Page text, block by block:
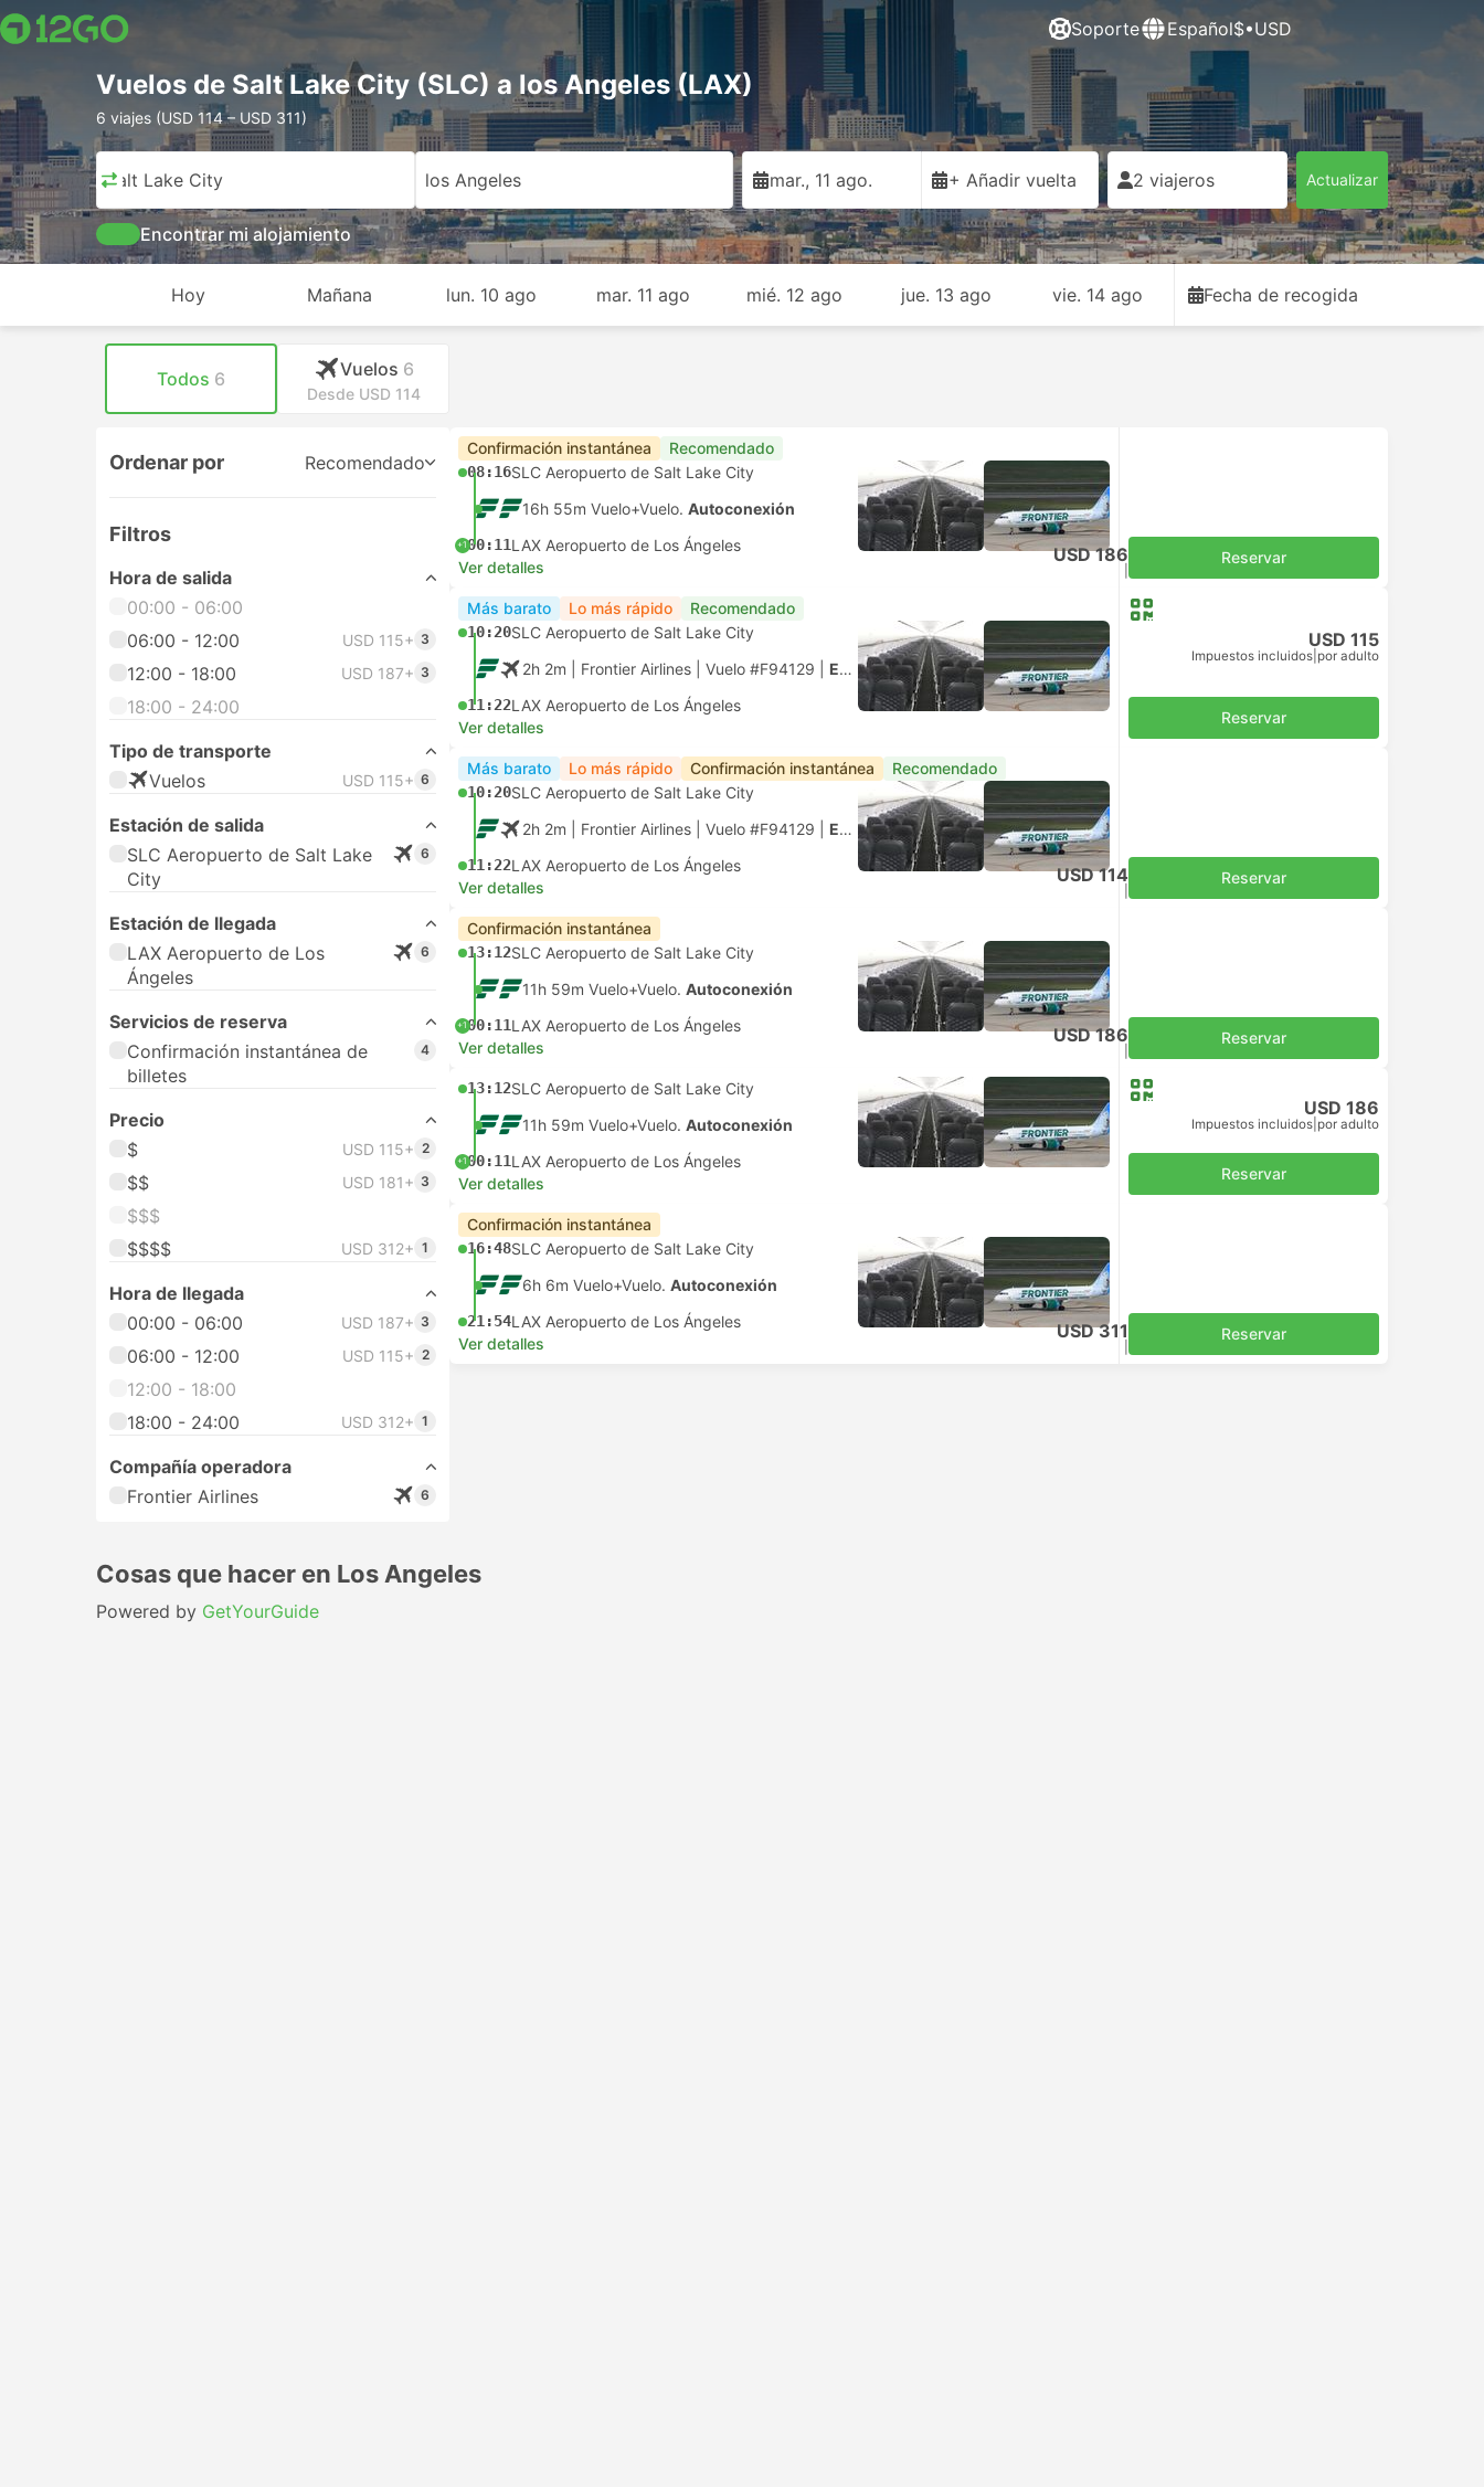
Soporte Español$•USD
Vuelos de Salt Lake City (SLC) a los Angeles (LAX)
6 viajes (USD 114 – USD 311)
Salt Lake City los Angeles mar., 11 ago. + Añadir vuelta 2 viajeros Actualizar
Encontrar mi alojamiento
Hoy Mañana lun. 10 ago mar. 11 ago mié. 12 ago jue. 13 ago vie. 14 ago Fecha de recogida
Todos 6 Vuelos 6
Desde USD 114
Ordenar por Recomendado
Filtros
Hora de salida
00:00 - 06:00
06:00 - 12:00
USD 115+ 3
12:00 - 18:00 USD 187+ 3
18:00 - 24:00
Tipo de transporte
Vuelos
USD 115+ 6
Estación de salida
SLC Aeropuerto de Salt Lake
City
6
Estación de llegada
LAX Aeropuerto de Los
Ángeles
6
Servicios de reserva
Confirmación instantánea de
billetes
4
Precio
$
USD 115+ 2
$$ USD 181+ 3
$$$
$$$$
USD 312+ 1
Hora de llegada
00:00 - 06:00
USD 187+ 3
06:00 - 12:00 USD 115+ 2
12:00 - 18:00
18:00 - 24:00
USD 312+ 1
Compañía operadora
Frontier Airlines
6
Confirmación instantánea Recomendado
08:16SLC Aeropuerto de Salt Lake City
16h 55m Vuelo+Vuelo. Autoconexión
+100:11LAX Aeropuerto de Los Ángeles
Ver detalles
USD 186 Reservar
Más barato Lo más rápido Recomendado
10:20SLC Aeropuerto de Salt Lake City
2h 2m | Frontier Airlines Vuelo #F94129 Económica
11:22LAX Aeropuerto de Los Ángeles
Ver detalles
USD 115
Impuestos incluidos por adulto
Reservar
Más barato Lo más rápido Confirmación instantánea Recomendado
10:20SLC Aeropuerto de Salt Lake City
2h 2m | Frontier Airlines Vuelo #F94129 Económica
11:22LAX Aeropuerto de Los Ángeles
Ver detalles
USD 114 Reservar
Confirmación instantánea
13:12SLC Aeropuerto de Salt Lake City
11h 59m Vuelo+Vuelo. Autoconexión
+100:11LAX Aeropuerto de Los Ángeles
Ver detalles
USD 186 Reservar
13:12SLC Aeropuerto de Salt Lake City
11h 59m Vuelo+Vuelo. Autoconexión
+100:11LAX Aeropuerto de Los Ángeles
Ver detalles
USD 186
Impuestos incluidos por adulto
Reservar
Confirmación instantánea
16:48SLC Aeropuerto de Salt Lake City
6h 6m Vuelo+Vuelo. Autoconexión
21:54LAX Aeropuerto de Los Ángeles
Ver detalles
USD 311 Reservar
Cosas que hacer en Los Angeles
Powered by GetYourGuide